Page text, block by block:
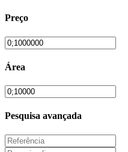
Preço
Área
Pesquisa avançada